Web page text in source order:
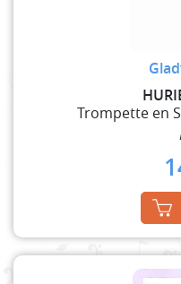
Trompette en